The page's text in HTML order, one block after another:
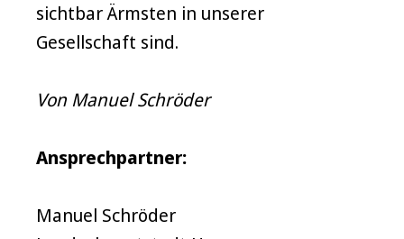
sichtbar Ärmsten in unserer
Gesellschaft sind.
Von Manuel Schröder
Ansprechpartner:
Manuel Schröder